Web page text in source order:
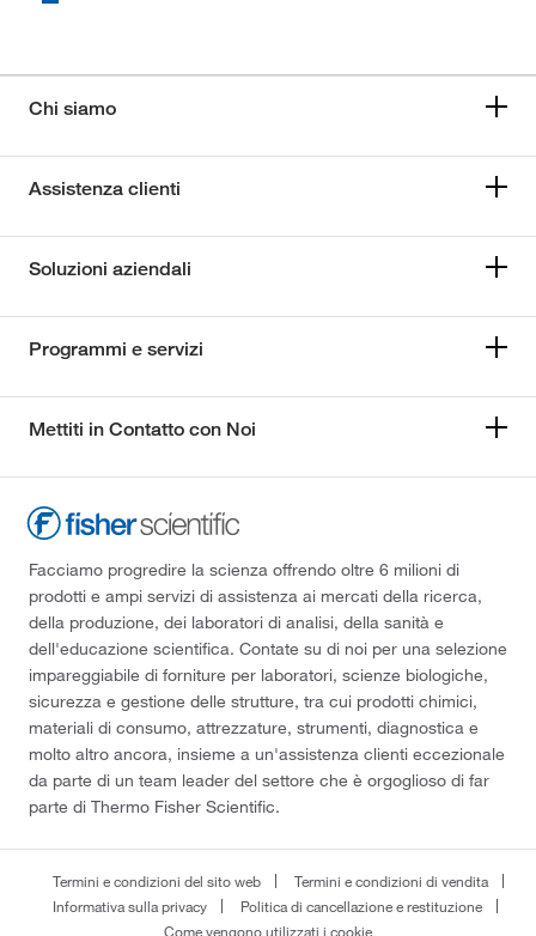
Chi siamo
Assistenza clienti
Soluzioni aziendali
Programmi e servizi
Mettiti in Contatto con Noi
Facciamo progredire la scienza offrendo oltre 6 milioni di
prodotti e ampi servizi di assistenza ai mercati della ricerca,
della produzione, dei laboratori di analisi, della sanità e
dell'educazione scientifica. Contate su di noi per una selezione
impareggiabile di forniture per laboratori, scienze biologiche,
sicurezza e gestione delle strutture, tra cui prodotti chimici,
materiali di consumo, attrezzature, strumenti, diagnostica e
molto altro ancora, insieme a un'assistenza clienti eccezionale
da parte di un team leader del settore che è orgoglioso di far
parte di Thermo Fisher Scientific.
Termini e condizioni del sito web
Termini e condizioni di vendita
Informativa sulla privacy
Politica di cancellazione e restituzione
Come vengono utilizzati i cookie